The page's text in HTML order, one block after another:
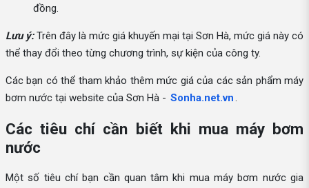
đồng.
Lưu ý:Trên đây là mức giá khuyến mại tại Sơn Hà, mức giá này có
thể thay đổi theo từng chương trình, sự kiện của công ty.
Các bạn có thể tham khảo thêm mức giá của các sản phẩm máy
bơm nước tại website của Sơn Hà - Sonha.net.vn.
Các tiêu chí cần biết khi mua máy bơm
nước
Một số tiêu chí bạn cần quan tâm khi mua máy bơm nước gia